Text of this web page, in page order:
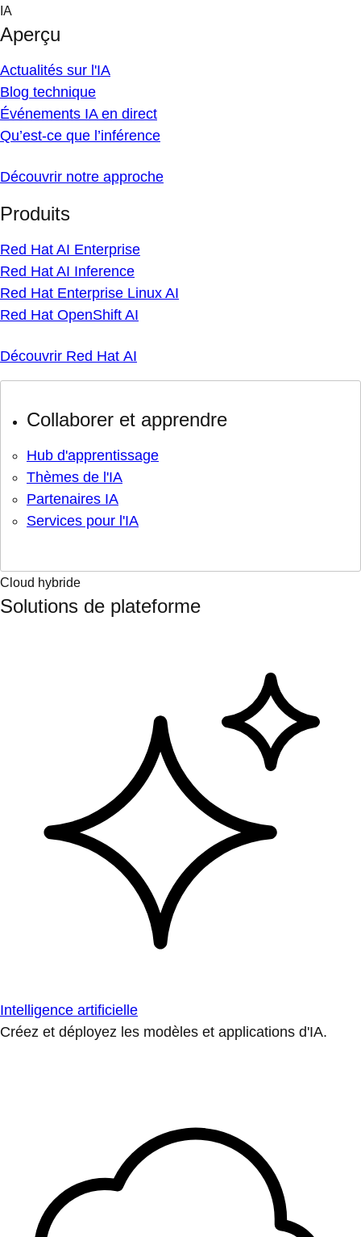
Skip
content
IA
Aperçu
Actualités sur l'IA
Blog technique
Événements IA en direct
Qu’est-ce que l’inférence
Découvrir notre approche
Produits
Red Hat AI Enterprise
Red Hat AI Inference
Red Hat Enterprise Linux AI
Red Hat OpenShift AI
Découvrir Red Hat AI
Collaborer et apprendre
Hub d'apprentissage
Thèmes de l'IA
Partenaires IA
Services pour l'IA
Cloud hybride
Solutions de plateforme
Intelligence artificielle
Créez et déployez les modèles et applications d'IA.